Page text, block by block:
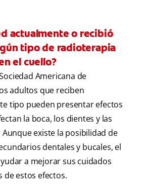
actualmente o recibió
tipo de radioterapia
el cuello?
Americana de
adultos que reciben
tipo pueden presentar efectos
la boca, los dientes y las
Aunque existe la posibilidad de
dentales y bucales, el
a mejorar sus cuidados
de estos efectos.